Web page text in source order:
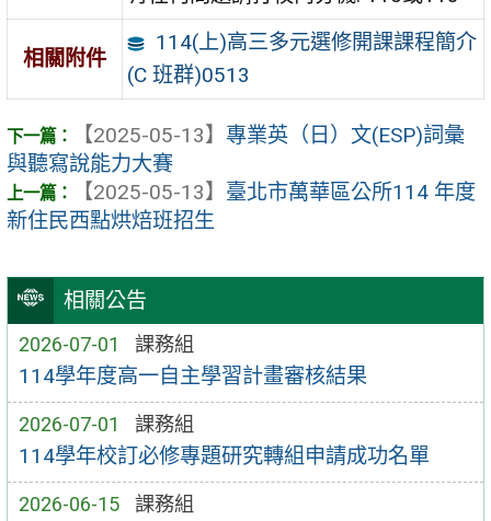
相關公告
2026-07-01 課務組
114學年度高一自主學習計畫審核結果
2026-07-01 課務組
114學年校訂必修專題研究轉組申請成功名單
2026-06-15 課務組
相關附件
114(上)高三多元選修開課課程簡介
(C 班群)0513
【2025-05-13】 專業英（日）文(ESP)詞彙
與聽寫說能力大賽
【2025-05-13】 臺北市萬華區公所114 年度
新住民西點烘焙班招生